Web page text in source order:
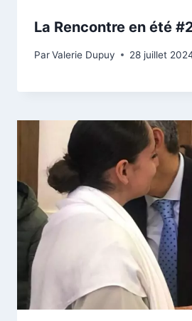
La Rencontre en été
ParValerie Dupuy 28 juillet